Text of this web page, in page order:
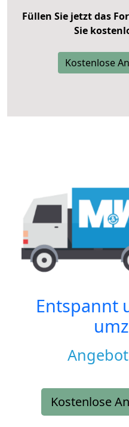
Füllen Sie jetzt das
Sie
Kostenlose
Entspannt
Kostenlose